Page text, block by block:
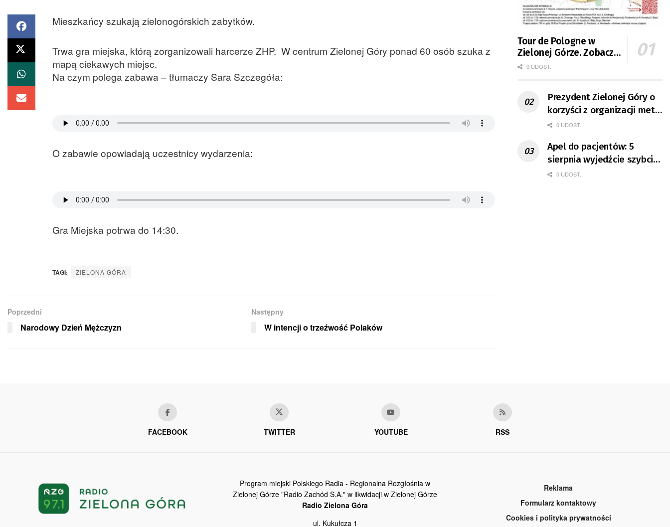
Mieszkańcy szukają zielonogórskich zabytków.
Trwa gra miejska, którą zorganizowali harcerze ZHP. W centrum Zielonej Góry ponad 60 osób szuka z
mapą ciekawych miejsc.
Na czym polega zabawa – tłumaczy Sara Szczegóła:
O zabawie opowiadają uczestnicy wydarzenia:
Gra Miejska potrwa do 14:30.
TAGI: ZIELONA GÓRA
Poprzedni
Narodowy Dzień Mężczyzn
Następny
W intencji o trzeźwość Polaków
Tour de Pologne w
Zielonej Górze. Zobacz
zmiany w organizacji
0 UDOST.
Prezydent Zielonej Góry o
korzyści z organizacji mety
Tour de Pologne
0 UDOST.
Apel do pacjentów: 5
sierpnia wyjedźcie szybciej
z domów
0 UDOST.
FACEBOOK TWITTER YOUTUBE RSS
Program miejski Polskiego Radia - Regionalna Rozgłośnia w
Zielonej Górze "Radio Zachód S.A." w likwidacji w Zielonej Górze
Radio Zielona Góra
ul. Kukułcza 1
Reklama
Formularz kontaktowy
Cookies i polityka prywatności